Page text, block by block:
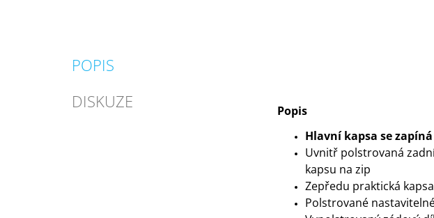
POPIS
DISKUZE
Popis
Hlavní kapsa se
Uvnitř polstrovaná
kapsu na zip
Zepředu praktická
Polstrované